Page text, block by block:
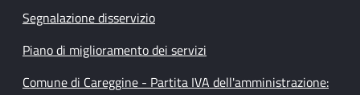
Segnalazione disservizio
Piano di miglioramento dei servizi
Comune di Careggine - Partita IVA dell'amministrazione: